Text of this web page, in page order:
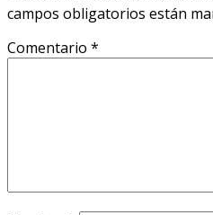
campos obligatorios están
Comentario *